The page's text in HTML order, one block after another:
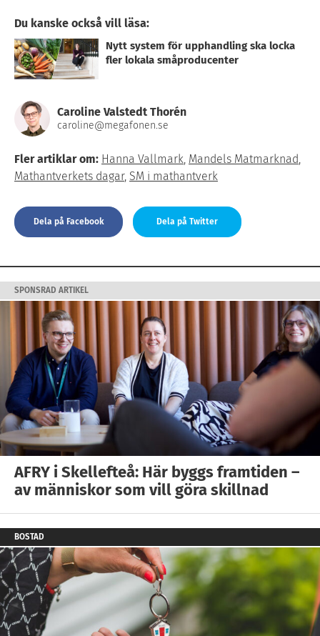
Du kanske också vill läsa:
Nytt system för upphandling ska locka
fler lokala småproducenter
Caroline Valstedt Thorén
caroline@megafonen.se
Fler artiklar om: Hanna Vallmark Mandels Matmarknad
Mathantverkets dagar, SM i mathantverk
Dela på Facebook Dela på Twitter
SPONSRAD ARTIKEL
AFRY i Skellefteå: Här byggs framtiden –
av människor som vill göra skillnad
BOSTAD